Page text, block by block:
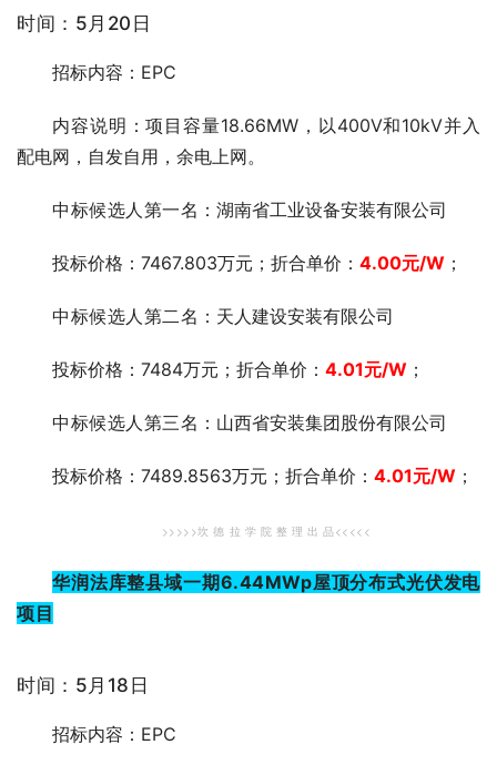
时间：5月20日
招标内容：EPC
内容说明：项目容量18.66MW，以400V和10kV并入
配电网，自发自用，余电上网。
中标候选人第一名：湖南省工业设备安装有限公司
投标价格：7467.803万元；折合单价： 4.00元/W ；
中标候选人第二名：天人建设安装有限公司
投标价格：7484万元；折合单价： 4.01元/W ；
中标候选人第三名：山西省安装集团股份有限公司
投标价格：7489.8563万元；折合单价： 4.01元/W ；
>>>>>坎 德 拉 学 院 整 理 出 品<<<<<
华润法库整县域一期6.44MWp屋顶分布式光伏发电
项目
时间：5月18日
招标内容：EPC